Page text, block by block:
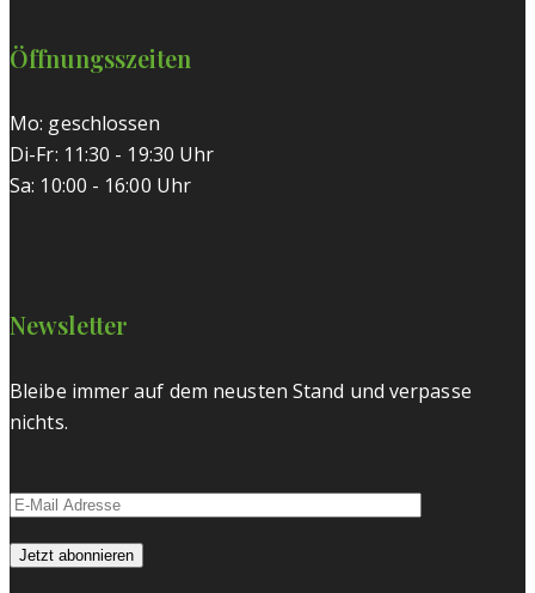
Öffnungsszeiten
Mo: geschlossen
Di-Fr: 11:30 - 19:30 Uhr
Sa: 10:00 - 16:00 Uhr
Newsletter
Bleibe immer auf dem neusten Stand und verpasse
nichts.